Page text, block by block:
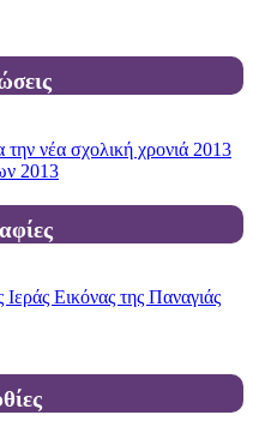
νέα σχολική χρονιά 2013
2013
Εικόνας της Παναγιάς